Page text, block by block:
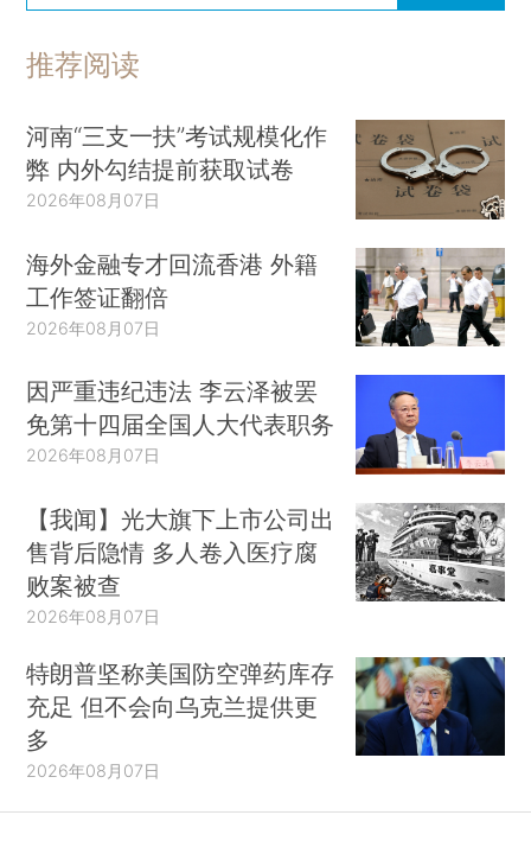
推荐阅读
河南“三支一扶”考试规模化作
弊 内外勾结提前获取试卷
2026年08月07日
海外金融专才回流香港 外籍
工作签证翻倍
2026年08月07日
因严重违纪违法 李云泽被罢
免第十四届全国人大代表职务
2026年08月07日
【我闻】光大旗下上市公司出
售背后隐情 多人卷入医疗腐
败案被查
2026年08月07日
特朗普坚称美国防空弹药库存
充足 但不会向乌克兰提供更
多
2026年08月07日